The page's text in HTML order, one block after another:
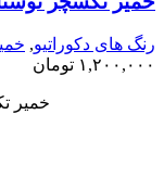
رنگ های دکوراتیو,
۱,۲۰۰,۰۰۰ تومان
خمیر